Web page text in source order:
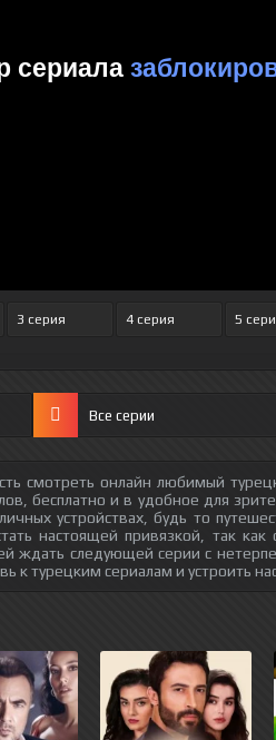
3 серия 4 серия 5
Все серии
смотреть онлайн любимый
бесплатно и в удобное для
устройствах, будь то
настоящей привязкой, так
ждать следующей серии с
к турецким сериалам и устроить